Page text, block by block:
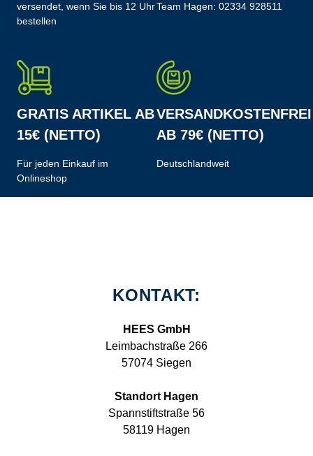
versendet, wenn Sie bis 12 Uhr
bestellen
Team Hagen: 02334 928511
GRATIS ARTIKEL AB
15€ (NETTO)
Für jeden Einkauf im
Onlineshop
VERSANDKOSTENFREI
AB 79€ (NETTO)
Deutschlandweit
KONTAKT:
HEES GmbH
Leimbachstraße 266
57074 Siegen
Standort Hagen
Spannstiftstraße 56
58119 Hagen